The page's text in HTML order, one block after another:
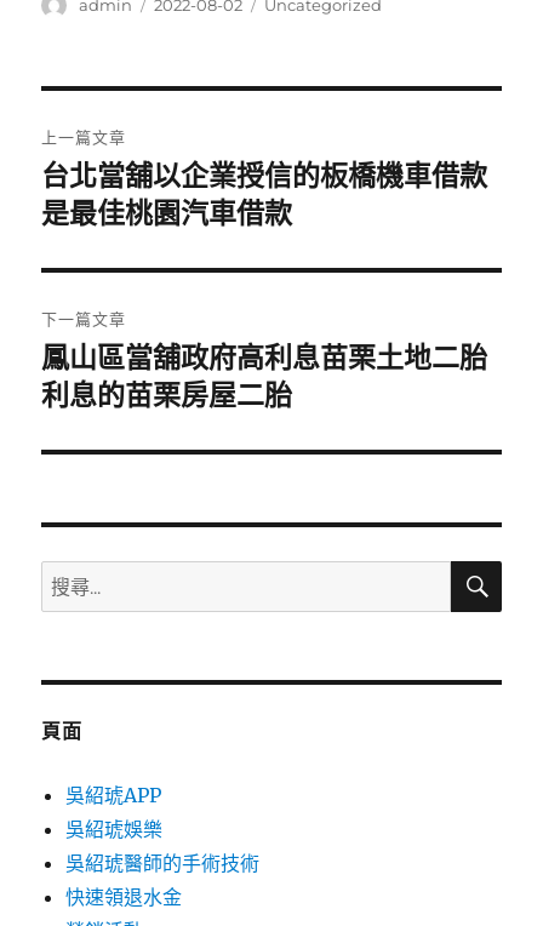
admin 2022-08-02 Uncategorized
章
導
覽
上一篇文章
上
一
文
章:
台北當舖以企業授信的板橋機車借款
是最佳桃園汽車借款
下一篇文章
下
一
文
鳳山區當舖政府高利息苗栗土地二胎
利息的苗栗房屋二胎
搜
尋
鍵
搜
頁面
吳紹琥APP
吳紹琥娛樂
吳紹琥醫師的手術技術
快速領退水金